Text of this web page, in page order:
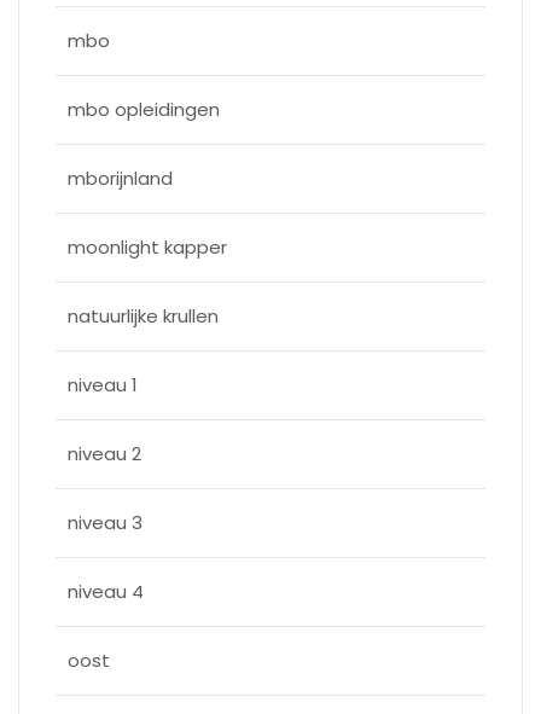
mbo
mbo opleidingen
mborijnland
moonlight kapper
natuurlijke krullen
niveau 1
niveau 2
niveau 3
niveau 4
oost